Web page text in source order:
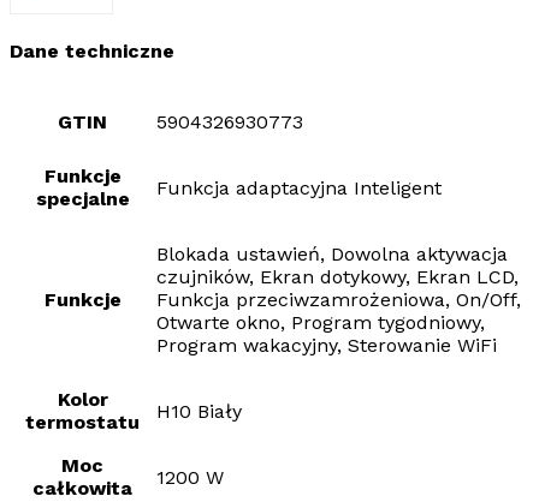
Dane techniczne
GTIN 5904326930773
Funkcje
specjalne
Funkcja adaptacyjna Inteligent
Funkcje
Blokada ustawień, Dowolna aktywacja
czujników, Ekran dotykowy, Ekran LCD,
Funkcja przeciwzamrożeniowa, On/Off,
Otwarte okno, Program tygodniowy,
Program wakacyjny, Sterowanie WiFi
Kolor
termostatu
H10 Biały
Moc
całkowita
1200 W